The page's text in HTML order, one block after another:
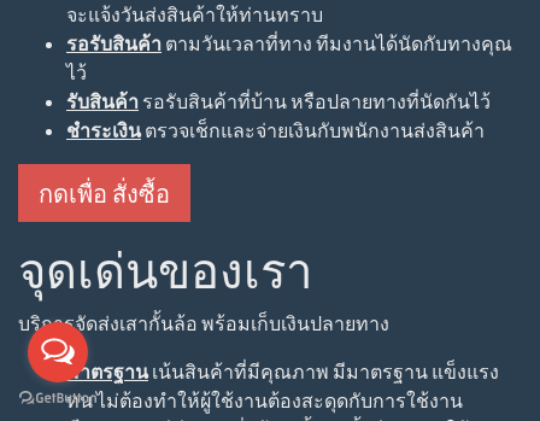
จะแจ้งวันส่งสินค้าให้ท่านทราบ
รอรับสินค้า ตามวันเวลาที่ทาง ทีมงานได้นัดกับทางคุณ
ไว้
รับสินค้า รอรับสินค้าที่บ้าน หรือปลายทางที่นัดกันไว้
ชำระเงินตรวจเช็กและจ่ายเงินกับพนักงานส่งสินค้า
กดเพื่อ สั่งซื้อ
จุดเด่นของเรา
บริการจัดส่งเสากั้นล้อ พร้อมเก็บเงินปลายทาง
มาตรฐานเน้นสินค้าที่มีคุณภาพ มีมาตรฐาน แข็งแรง
ทน ไม่ต้องทำให้ผู้ใช้งานต้องสะดุดกับการใช้งาน